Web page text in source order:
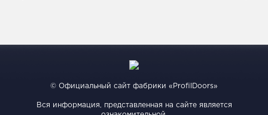
© Официальный сайт фабрики «ProfilDoors»
Вся информация, представленная на сайте является